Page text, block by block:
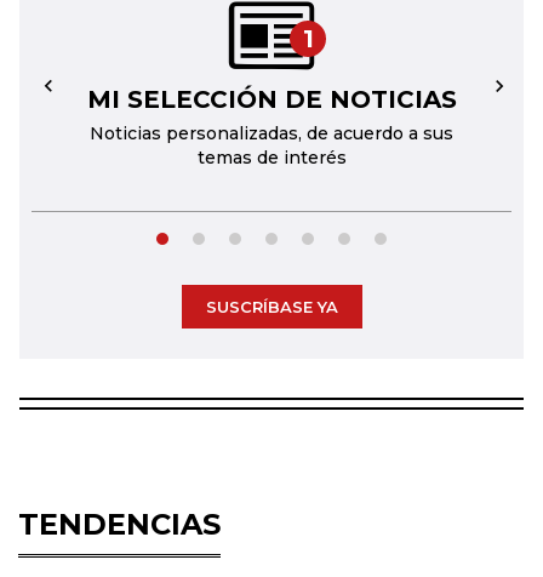
1
MI SELECCIÓN DE NOTICIAS
Noticias personalizadas, de acuerdo a sus
temas de interés
← →
SUSCRÍBASE YA
TENDENCIAS